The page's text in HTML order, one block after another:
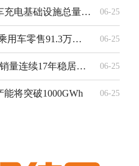
国家能源局：全国电动汽车充电基础设施总量突破2200万个 私人桩规模超公共桩三倍 06-25
乘联分会：6月1-21日全国乘用车零售91.3万辆 同比降幅达23% 06-25
我国汽车保有量达3.7亿辆 销量连续17年稳居全球首位 06-25
将突破1000GWh 06-25